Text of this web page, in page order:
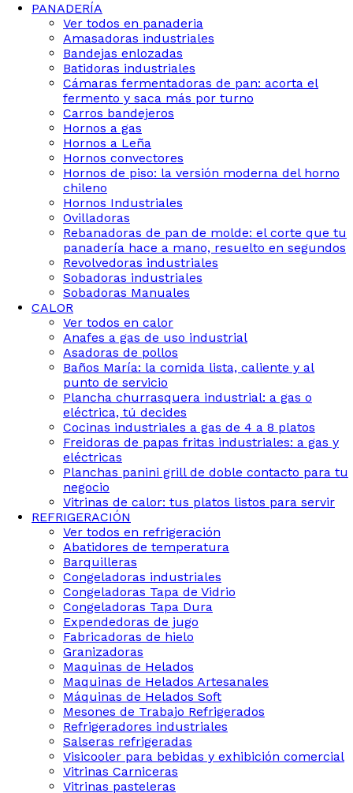
PANADERÍA
Ver todos en panaderia
Amasadoras industriales
Bandejas enlozadas
Batidoras industriales
Cámaras fermentadoras de pan: acorta el
fermento y saca más por turno
Carros bandejeros
Hornos a gas
Hornos a Leña
Hornos convectores
Hornos de piso: la versión moderna del horno
chileno
Hornos Industriales
Ovilladoras
Rebanadoras de pan de molde: el corte que tu
panadería hace a mano, resuelto en segundos
Revolvedoras industriales
Sobadoras industriales
Sobadoras Manuales
CALOR
Ver todos en calor
Anafes a gas de uso industrial
Asadoras de pollos
Baños María: la comida lista, caliente y al
punto de servicio
Plancha churrasquera industrial: a gas o
eléctrica, tú decides
Cocinas industriales a gas de 4 a 8 platos
Freidoras de papas fritas industriales: a gas y
eléctricas
Planchas panini grill de doble contacto para tu
negocio
Vitrinas de calor: tus platos listos para servir
REFRIGERACIÓN
Ver todos en refrigeración
Abatidores de temperatura
Barquilleras
Congeladoras industriales
Congeladoras Tapa de Vidrio
Congeladoras Tapa Dura
Expendedoras de jugo
Fabricadoras de hielo
Granizadoras
Maquinas de Helados
Maquinas de Helados Artesanales
Máquinas de Helados Soft
Mesones de Trabajo Refrigerados
Refrigeradores industriales
Salseras refrigeradas
Visicooler para bebidas y exhibición comercial
Vitrinas Carniceras
Vitrinas pasteleras